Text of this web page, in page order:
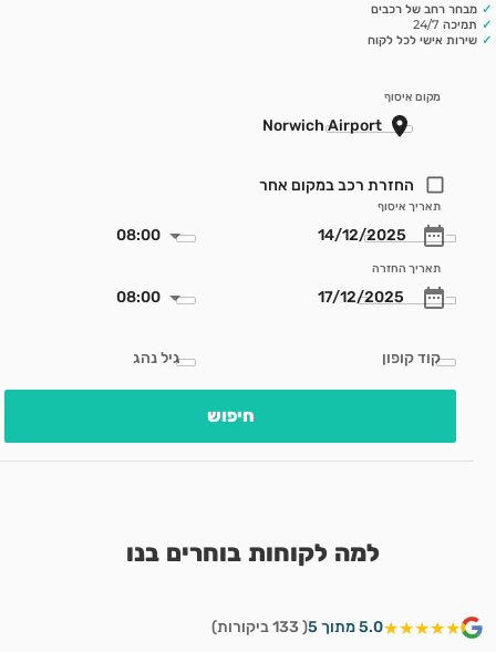
מבחר רחב של רכבים
תמיכה 24/7
שירות אישי לכל לקוח
מקום איסוף
החזרת רכב במקום אחר
תאריך איסוף
08:00
תאריך החזרה
08:00
קוד קופון גיל נהג
חיפוש
למה לקוחות בוחרים בנו
★★★★★5.0 מתוך 5 ( 133 ביקורות)